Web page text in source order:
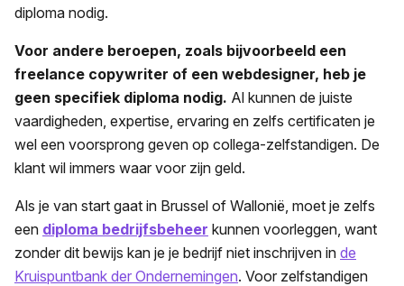
diploma nodig.
Voor andere beroepen, zoals bijvoorbeeld een
freelance copywriter of een webdesigner, heb je
geen specifiek diploma nodig. Al kunnen de juiste
vaardigheden, expertise, ervaring en zelfs certificaten je
wel een voorsprong geven op collega-zelfstandigen. De
klant wil immers waar voor zijn geld.
Als je van start gaat in Brussel of Wallonië, moet je zelfs
een diploma bedrijfsbeheer kunnen voorleggen, want
zonder dit bewijs kan je je bedrijf niet inschrijven in de
Kruispuntbank der Ondernemingen. Voor zelfstandigen